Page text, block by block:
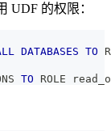
UDF 的权限：
DATABASES TO
TO ROLE